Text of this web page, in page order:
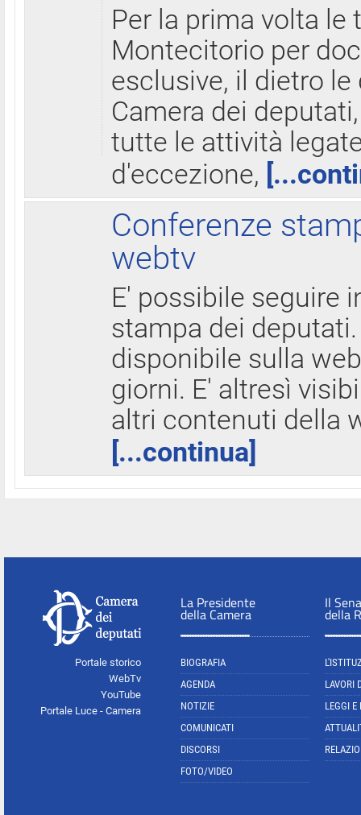
Per la prima volta le
Montecitorio per
esclusive, il dietro
Camera dei
tutte le attività
d'eccezione,
Conferenze
webtv
E' possibile seguire
stampa dei
disponibile sulla
giorni. E' altresì
altri contenuti della
[...continua]
Portale storico
WebTv
YouTube
Portale Luce - Camera
La Presidente
della Camera
BIOGRAFIA
AGENDA
NOTIZIE
COMUNICATI
DISCORSI
FOTO/VIDEO
Il
della
LAVORI
LEGGI E